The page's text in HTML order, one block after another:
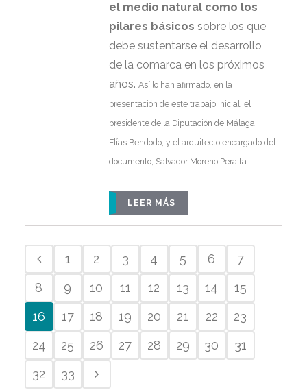
el medio natural como los
pilares básicos sobre los que
debe sustentarse el desarrollo
de la comarca en los próximos
años. Así lo han afirmado, en la
presentación de este trabajo inicial, el
presidente de la Diputación de Málaga,
Elías Bendodo, y el arquitecto encargado del
documento, Salvador Moreno Peralta.
LEER MÁS
1 2 3 4 5 6
7
8
9 10 11 12 13 14
15
16
17 18 19 20 21 22
23
24
25 26 27 28 29 30
31
32
33